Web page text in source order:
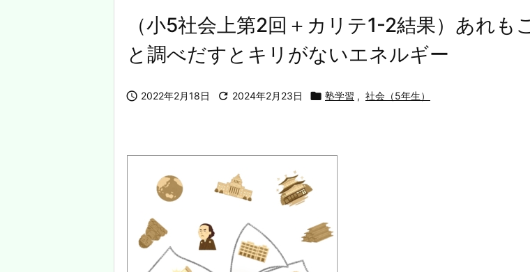
（小5社会上第2回＋カリテ1-2結果）あれも
と調べだすとキリがないエネルギー
 2022年2月18日  2024年2月23日  塾学習 , 社会（5年生）